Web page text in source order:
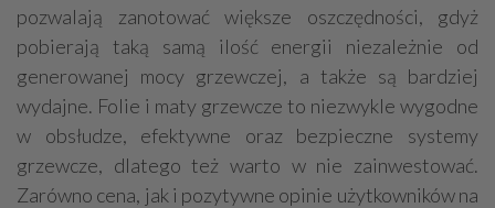
pozwalają zanotować większe oszczędności, gdyż
pobierają taką samą ilość energii niezależnie od
generowanej mocy grzewczej, a także są bardziej
wydajne. Folie i maty grzewcze to niezwykle wygodne
w obsłudze, efektywne oraz bezpieczne systemy
grzewcze, dlatego też warto w nie zainwestować.
Zarówno cena, jak i pozytywne opinie użytkowników na